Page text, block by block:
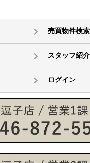
売買物件検索
スタッフ紹介
ログイン